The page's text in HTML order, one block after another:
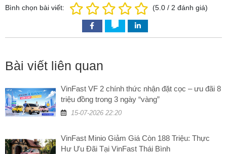
Bình chọn bài viết: (5.0 / 2 đánh giá)
Bài viết liên quan
VinFast VF 2 chính thức nhận đặt cọc – ưu đãi 8
triệu đồng trong 3 ngày “vàng”
15-07-2026 22:20
VinFast Minio Giảm Giá Còn 188 Triệu: Thực
Hư Ưu Đãi Tại VinFast Thái Bình